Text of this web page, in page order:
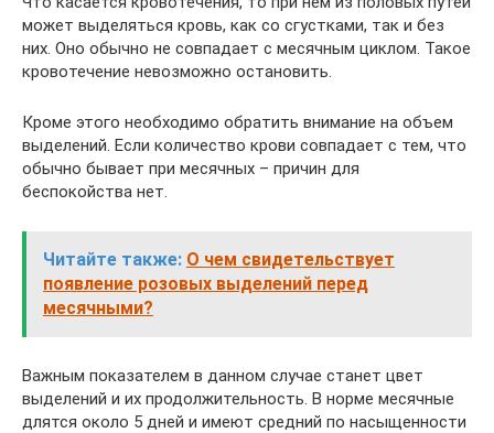
может выделяться кровь, как со сгустками, так и без
них. Оно обычно не совпадает с месячным циклом. Такое
кровотечение невозможно остановить.
Кроме этого необходимо обратить внимание на объем
выделений. Если количество крови совпадает с тем, что
обычно бывает при месячных – причин для
беспокойства нет.
Читайте также: О чем свидетельствует
появление розовых выделений перед
месячными?
Важным показателем в данном случае станет цвет
выделений и их продолжительность. В норме месячные
длятся около 5 дней и имеют средний по насыщенности